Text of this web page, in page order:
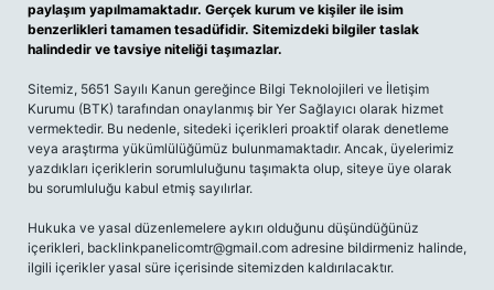
paylaşım yapılmamaktadır. Gerçek kurum ve kişiler ile isim
benzerlikleri tamamen tesadüfidir. Sitemizdeki bilgiler taslak
halindedir ve tavsiye niteliği taşımazlar.
Sitemiz, 5651 Sayılı Kanun gereğince Bilgi Teknolojileri ve İletişim
Kurumu (BTK) tarafından onaylanmış bir Yer Sağlayıcı olarak hizmet
vermektedir. Bu nedenle, sitedeki içerikleri proaktif olarak denetleme
veya araştırma yükümlülüğümüz bulunmamaktadır. Ancak, üyelerimiz
yazdıkları içeriklerin sorumluluğunu taşımakta olup, siteye üye olarak
bu sorumluluğu kabul etmiş sayılırlar.
Hukuka ve yasal düzenlemelere aykırı olduğunu düşündüğünüz
içerikleri, backlinkpanelicomtr@gmail.com adresine bildirmeniz halinde,
ilgili içerikler yasal süre içerisinde sitemizden kaldırılacaktır.